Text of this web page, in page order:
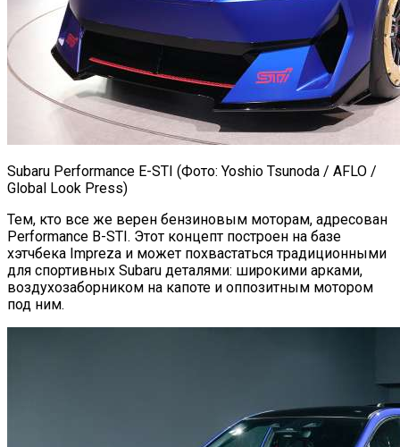
Subaru Performance E-STI (Фото: Yoshio Tsunoda / AFLO /
Global Look Press)
Тем, кто все же верен бензиновым моторам, адресован
Performance B-STI. Этот концепт построен на базе
хэтчбека Impreza и может похвастаться традиционными
для спортивных Subaru деталями: широкими арками,
воздухозаборником на капоте и оппозитным мотором
под ним.